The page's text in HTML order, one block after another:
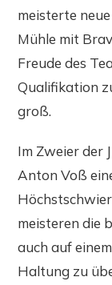
meisterte
Mühle mit
Freude des
Qualifikation
groß.
Im Zweier der
Anton Voß
meisteren die
auch auf
Haltung zu